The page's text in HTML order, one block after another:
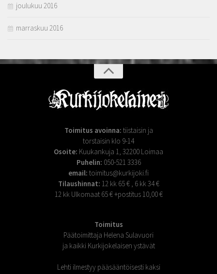
joulukuu 2016
marraskuu 2016
Toimitus avoinna: tiistaisin ja
torstaisin klo 9-14
Osoite: Kuukankuja 1, 32200 Loimaa
Puhelin: 050-521 3336
email: toimitus@kurkijoki.fi
Tilaushinnat: 12 kk 65 € , 6 kk 34 €
12 kk Ulkomaat 65 € +postitus 10,00 €
Toimitus
Päätoimittaja Helena Sulavuori
ja kaikki Kurkijokelaisen ystävät
Lehti ilmestyy pääsääntöisesti kaksi